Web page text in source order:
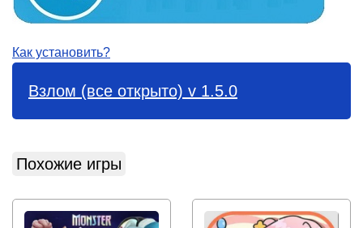
Как установить?
Взлом (все открыто) v 1.5.0
Похожие игры